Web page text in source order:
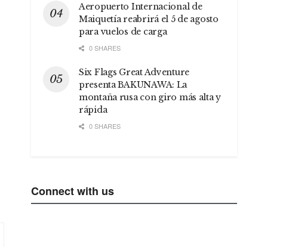
Aeropuerto Internacional de
Maiquetía reabrirá el 5 de agosto
para vuelos de carga
0 SHARES
Six Flags Great Adventure
presenta BAKUNAWA: La
montaña rusa con giro más alta y
rápida
0 SHARES
Connect with us